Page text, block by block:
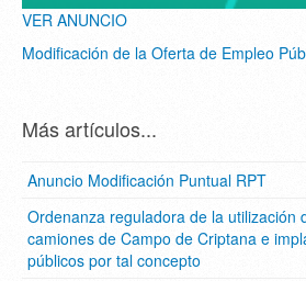
VER ANUNCIO
Modificación de la Oferta de Empleo
Más artículos...
Anuncio Modificación Puntual RPT
Ordenanza reguladora de la utilización
camiones de Campo de Criptana e
públicos por tal concepto